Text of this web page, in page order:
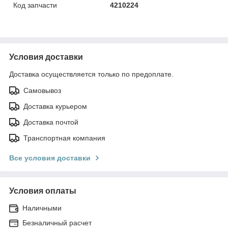
Код запчасти
4210224
Условия доставки
Доставка осуществляется только по предоплате.
Самовывоз
Доставка курьером
Доставка почтой
Транспортная компания
Все условия доставки
Условия оплаты
Наличными
Безналичный расчет